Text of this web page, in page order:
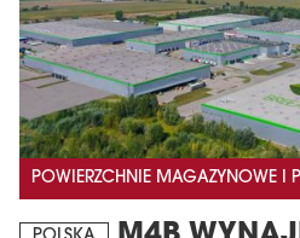
POWIERZCHNIE MAGAZYNOWE I